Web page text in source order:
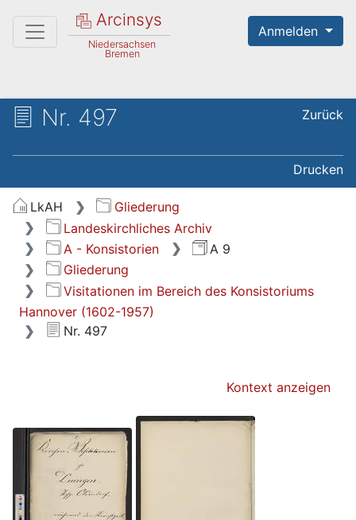
Arcinsys
Niedersachsen
Bremen
Anmelden
Nr. 497 Zurück
Drucken
LkAH
Gliederung
Landeskirchliches Archiv
A - Konsistorien
A 9
Gliederung
Visitationen im Bereich des Konsistoriums
Hannover (1602-1957)
Nr. 497
Kontext anzeigen